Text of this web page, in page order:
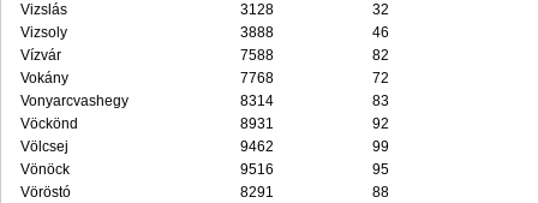
Vizslás
3128
32
Vizsoly
3888
46
Vízvár
7588
82
Vokány
7768
72
Vonyarcvashegy
8314
83
Vöckönd
8931
92
Völcsej
9462
99
Vönöck
9516
95
Vöröstó
8291
88